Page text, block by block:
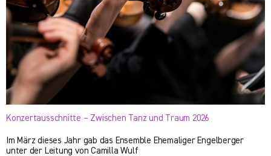
Konzertausschnitte – Zwischen Tanz und Traum 2026
Im März dieses Jahr gab das Ensemble Ehemaliger Engelberger
unter der Leitung von Camilla Wulf